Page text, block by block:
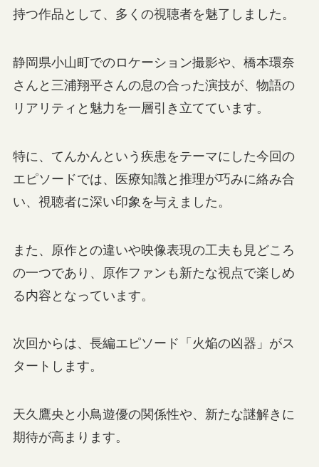
持つ作品として、多くの視聴者を魅了しました。
静岡県小山町でのロケーション撮影や、橋本環奈
さんと三浦翔平さんの息の合った演技が、物語の
リアリティと魅力を一層引き立てています。
特に、てんかんという疾患をテーマにした今回の
エピソードでは、医療知識と推理が巧みに絡み合
い、視聴者に深い印象を与えました。
また、原作との違いや映像表現の工夫も見どころ
の一つであり、原作ファンも新たな視点で楽しめ
る内容となっています。
次回からは、長編エピソード「火焔の凶器」がス
タートします。
天久鷹央と小鳥遊優の関係性や、新たな謎解きに
期待が高まります。